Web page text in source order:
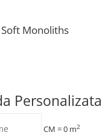
Monoliths
Personalizata
CM =0 m2